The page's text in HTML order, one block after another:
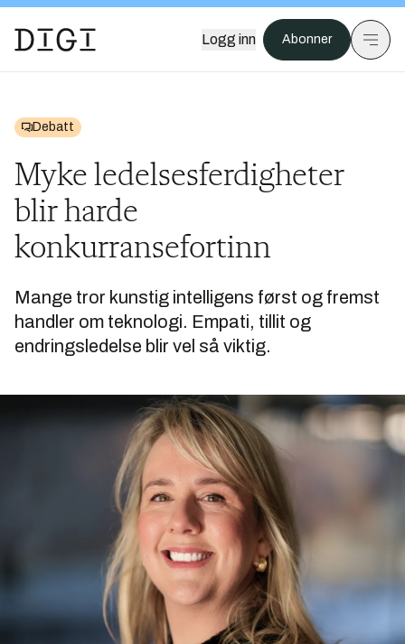
Logg inn Abonner
Debatt
Myke ledelsesferdigheter
blir harde
konkurransefortinn
Mange tror kunstig intelligens først og fremst
handler om teknologi. Empati, tillit og
endringsledelse blir vel så viktig.